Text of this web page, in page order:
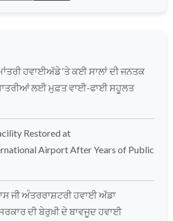
ਹਵਾਈਅੱਡੇ ‘ਤੇ ਕਈ ਸਾਲਾਂ ਦੀ ਜਨਤਕ
ਲਈ ਮੁਫ਼ਤ ਵਾਈ-ਫਾਈ ਸਹੂਲਤ
Restored at
Airport After Years of Public
ਜੀ ਅੰਤਰਰਾਸ਼ਟਰੀ ਹਵਾਈ ਅੱਡਾ
ਦੀ ਬੇਰੁਖ਼ੀ ਦੇ ਬਾਵਜੂਦ ਹਵਾਈ